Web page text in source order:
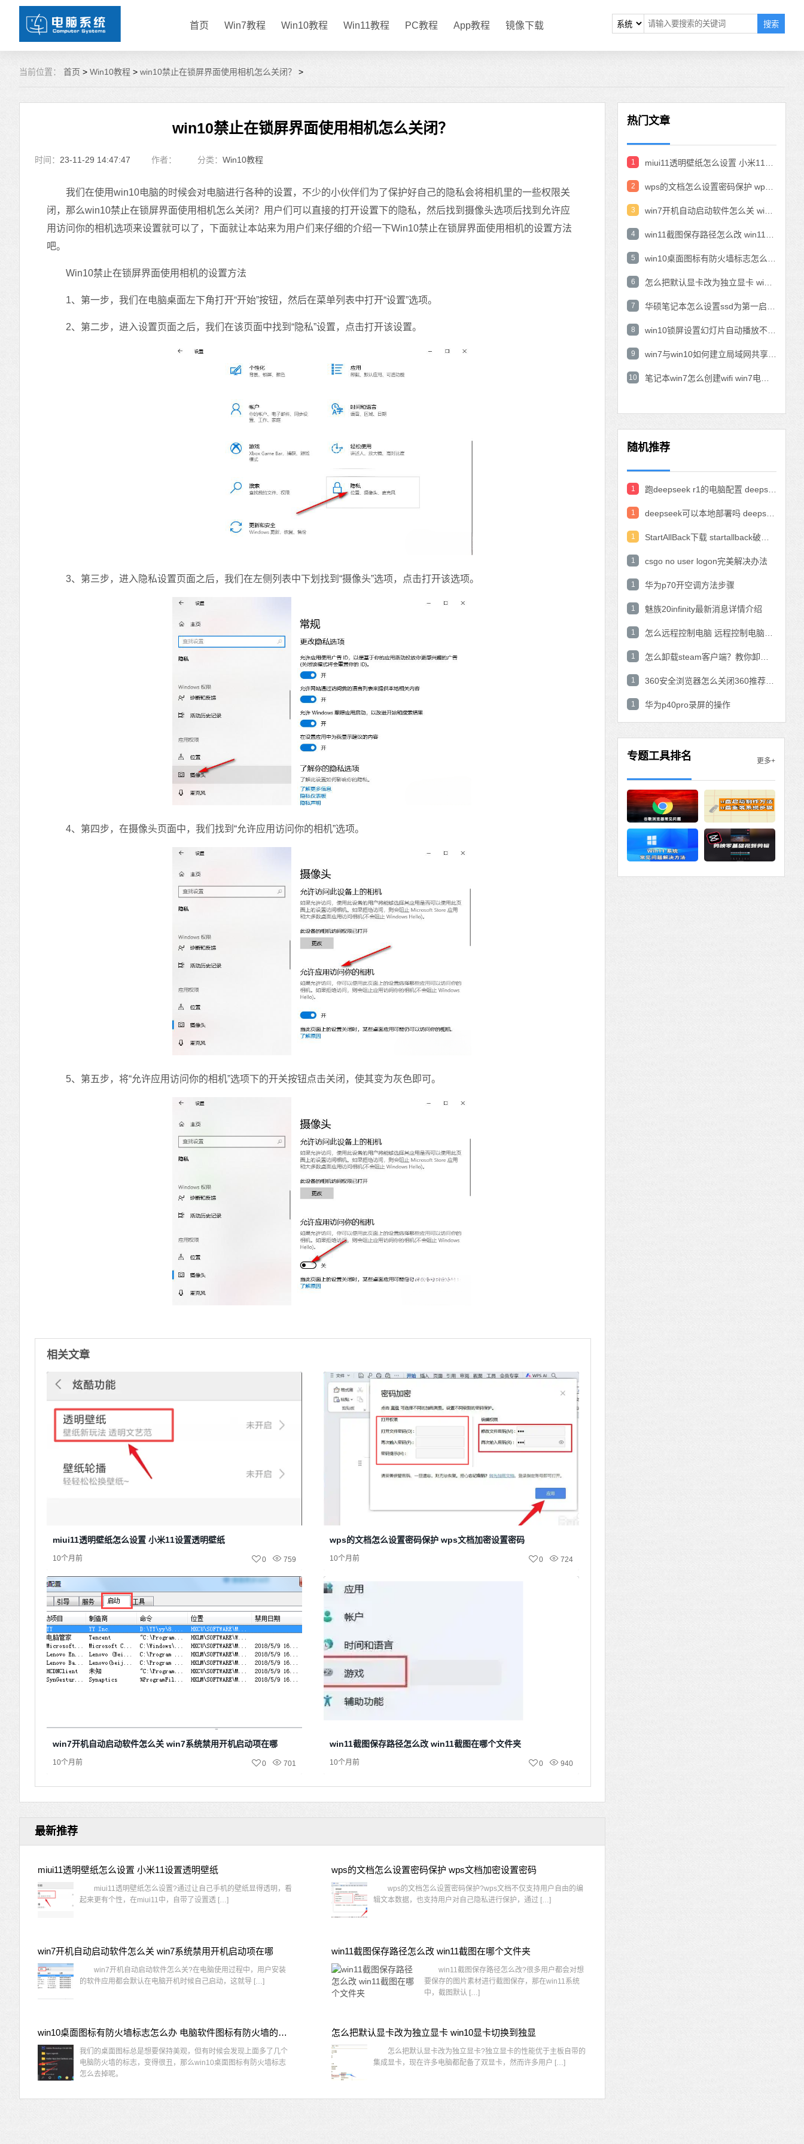
首页 Win7教程 Win10教程 Win11教程 PC教程 App教程 镜像下载 搜索
当前位置： 首页 > Win10教程 > win10禁止在锁屏界面使用相机怎么关闭？ >
win10禁止在锁屏界面使用相机怎么关闭？
时间： 23-11-29 14:47:47 作者： 分类： Win10教程
我们在使用win10电脑的时候会对电脑进行各种的设置，不少的小伙伴们为了保护好自己的隐私会将相机里的一些权限关
闭，那么win10禁止在锁屏界面使用相机怎么关闭？用户们可以直接的打开设置下的隐私，然后找到摄像头选项后找到允许应
用访问你的相机选项来设置就可以了，下面就让本站来为用户们来仔细的介绍一下Win10禁止在锁屏界面使用相机的设置方法
吧。
Win10禁止在锁屏界面使用相机的设置方法
1、第一步，我们在电脑桌面左下角打开“开始”按钮，然后在菜单列表中打开“设置”选项。
2、第二步，进入设置页面之后，我们在该页面中找到“隐私”设置，点击打开该设置。
3、第三步，进入隐私设置页面之后，我们在左侧列表中下划找到“摄像头”选项，点击打开该选项。
4、第四步，在摄像头页面中，我们找到“允许应用访问你的相机”选项。
5、第五步，将“允许应用访问你的相机”选项下的开关按钮点击关闭，使其变为灰色即可。
相关文章
miui11透明壁纸怎么设置 小米11设置透明壁纸
10个月前 759
0
wps的文档怎么设置密码保护 wps文档加密设置密码
10个月前 724
0
win7开机自动启动软件怎么关 win7系统禁用开机启动项在哪
10个月前 701
0
win11截图保存路径怎么改 win11截图在哪个文件夹
10个月前 940
0
最新推荐
miui11透明壁纸怎么设置 小米11设置透明壁纸
miui11透明壁纸怎么设置?通过让自己手机的壁纸显得透明，看
起来更有个性，在miui11中，自带了设置透 […]
wps的文档怎么设置密码保护 wps文档加密设置密码
wps的文档怎么设置密码保护?wps文档不仅支持用户自由的编
辑文本数据，也支持用户对自己隐私进行保护，通过 […]
win7开机自动启动软件怎么关 win7系统禁用开机启动项在哪
win7开机自动启动软件怎么关?在电脑使用过程中，用户安装
的软件应用都会默认在电脑开机时候自己启动，这就导 […]
win11截图保存路径怎么改 win11截图在哪个文件夹
win11截图保存路径怎么改?很多用户都会对想
要保存的图片素材进行截图保存，那在win11系统
中，截图默认 […]
win10桌面图标有防火墙标志怎么办 电脑软件图标有防火墙的小图标怎么去掉
我们的桌面图标总是想要保持美观，但有时候会发现上面多了几个
电脑防火墙的标志，变得很丑，那么win10桌面图标有防火墙标志
怎么去掉呢。
怎么把默认显卡改为独立显卡 win10显卡切换到独显
怎么把默认显卡改为独立显卡?独立显卡的性能优于主板自带的
集成显卡，现在许多电脑都配备了双显卡，然而许多用户 […]
热门文章
1
2
3
4
5
6
7
8
9
10
随机推荐
1
1
1
1 csgo no user logon完美解决办法
1 华为p70开空调方法步骤
1 魅族20infinity最新消息详情介绍
1
1
1
1 华为p40pro录屏的操作
专题工具排名 更多+